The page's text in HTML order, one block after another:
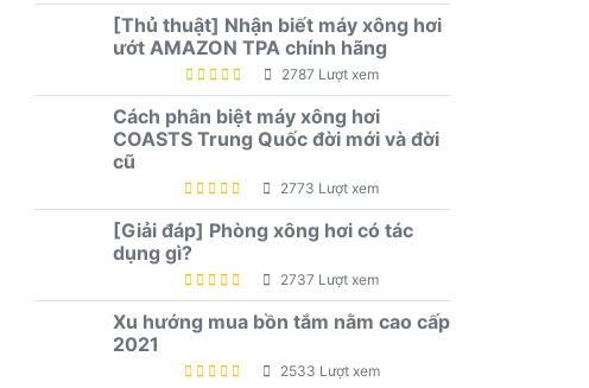
[Thủ thuật] Nhận biết máy xông hơi
ướt AMAZON TPA chính hãng
2787 Lượt xem
Cách phân biệt máy xông hơi
COASTS Trung Quốc đời mới và đời
cũ
2773 Lượt xem
[Giải đáp] Phòng xông hơi có tác
dụng gì?
2737 Lượt xem
Xu hướng mua bồn tắm nằm cao cấp
2021
2533 Lượt xem